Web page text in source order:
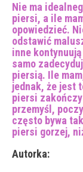
Nie ma
piersi, a ile
opowiedzieć.
odstawić
inne
samo
piersią. Ile
jednak, że jest
piersi
przemyśl,
często bywa
piersi gorzej,
Autorka: